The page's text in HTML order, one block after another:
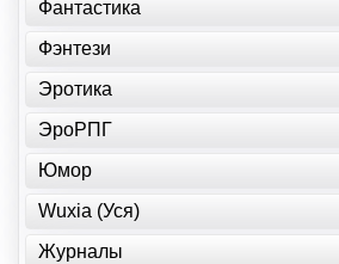
Фантастика
Фэнтези
Эротика
ЭроРПГ
Юмор
Wuxia (Уся)
Журналы